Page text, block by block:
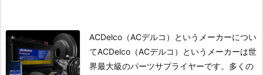
ACDelco（ACデルコ）というメーカーについ
てACDelco（ACデルコ）というメーカーは世
界最大級のパーツサプライヤーです。多くの